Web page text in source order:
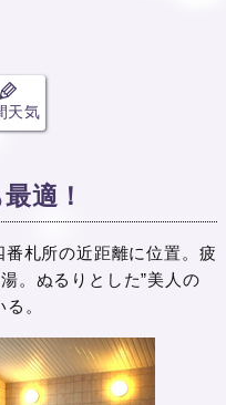
天気
適！
札所の近距離に位置。疲
。ぬるりとした”美人の
。